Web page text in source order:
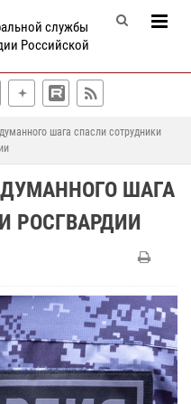
службы
Российской
шага спасли сотрудники
ШАГА
РОСГВАРДИИ